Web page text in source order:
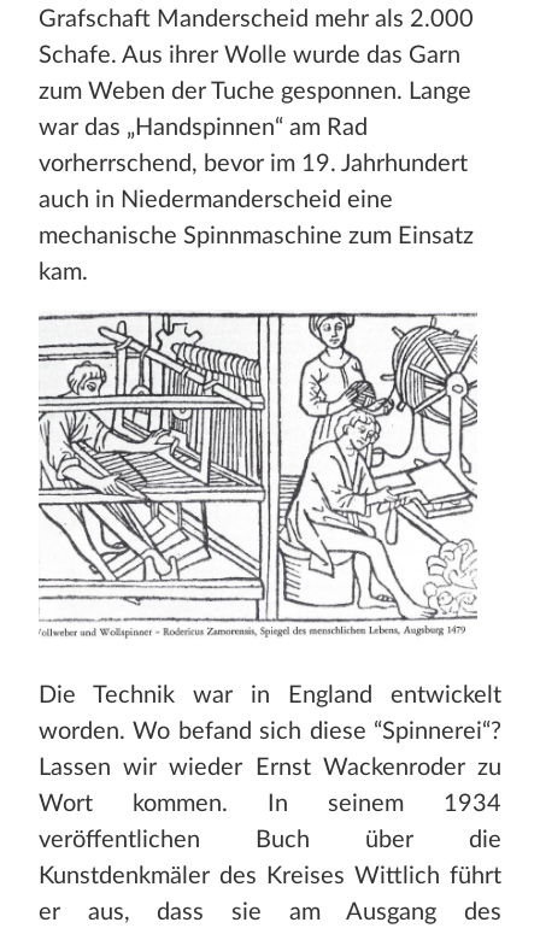
Grafschaft Manderscheid mehr als 2.000
Schafe. Aus ihrer Wolle wurde das Garn
zum Weben der Tuche gesponnen. Lange
war das „Handspinnen“ am Rad
vorherrschend, bevor im 19. Jahrhundert
auch in Niedermanderscheid eine
mechanische Spinnmaschine zum Einsatz
kam.
Die Technik war in England entwickelt
worden. Wo befand sich diese “Spinnerei“?
Lassen wir wieder Ernst Wackenroder zu
Wort kommen. In seinem 1934
veröffentlichen Buch über die
Kunstdenkmäler des Kreises Wittlich führt
er aus, dass sie am Ausgang des